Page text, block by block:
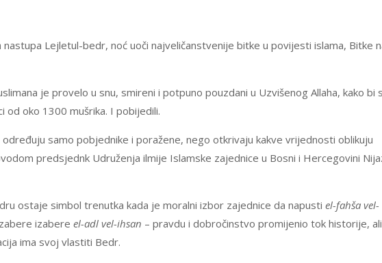
nastupa Lejletul-bedr, noć uoči najveličanstvenije bitke u povijesti islama, Bitke
je provelo u snu, smireni i potpuno pouzdani u Uzvišenog Allaha, kako bi
od oko 1300 mušrika. I pobijedili.
samo pobjednike i poražene, nego otkrivaju kakve vrijednosti oblikuju
predsjednk Udruženja ilmije Islamske zajednice u Bosni i Hercegovini
ostaje simbol trenutka kada je moralni izbor zajednice da napusti el-fahša vel-
izabere el-adl vel-ihsan – pravdu i dobročinstvo promijenio tok historije,
ima svoj vlastiti Bedr.